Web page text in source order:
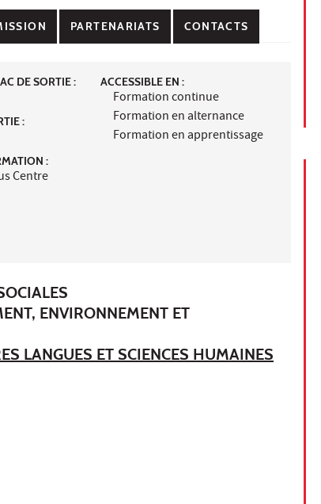
PARTENARIATS CONTACTS
DE SORTIE :
:
:
Centre
ACCESSIBLE EN :
Formation continue
Formation en alternance
Formation en apprentissage
ENVIRONNEMENT ET
LANGUES ET SCIENCES HUMAINES